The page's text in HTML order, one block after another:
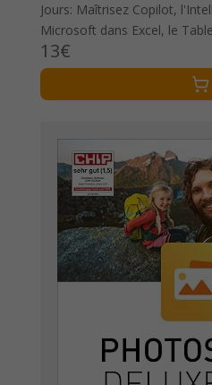
Jours: Maîtrisez Copilot,
Microsoft dans Excel, le
Bureautique Office 365
13€